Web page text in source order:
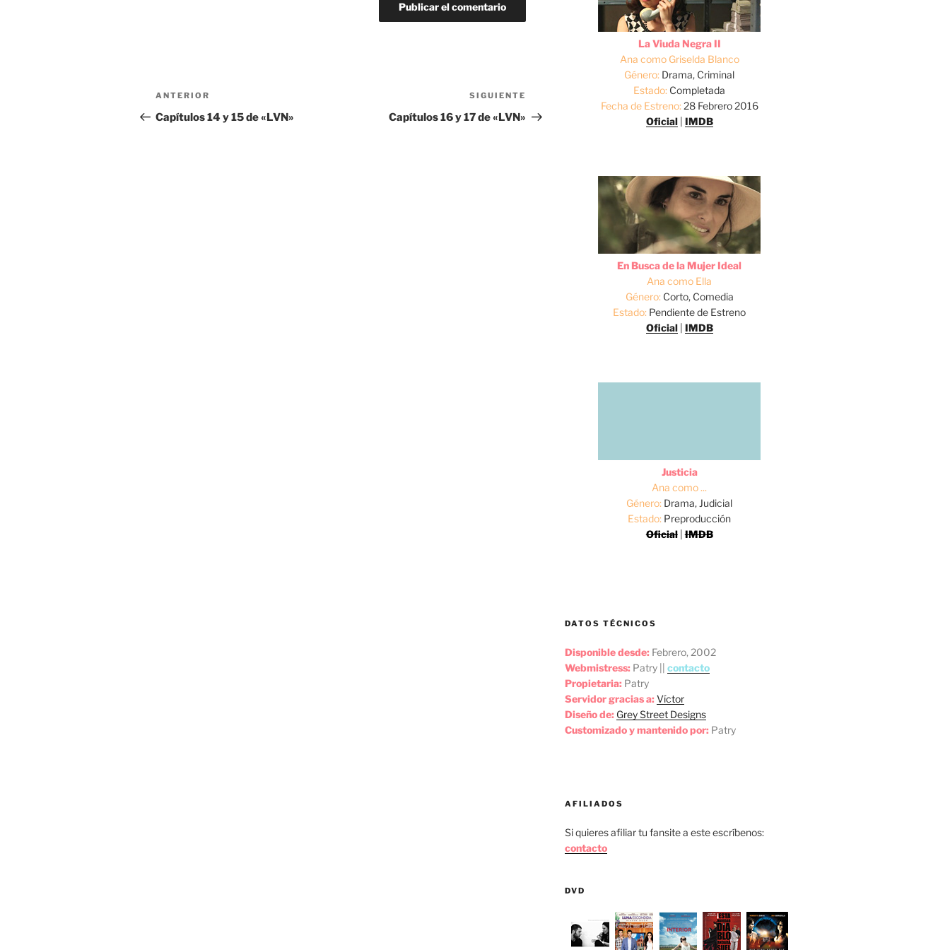
Navegación
de
Entrada
anterior:
ANTERIOR
Capítulos 14 y 15 de «LVN»
entrada
SIGUIENTE
Capítulos 16 y 17 de «LVN»
La Viuda Negra II
Ana como Griselda Blanco
Género: Drama, Criminal
Estado: Completada
Fecha de Estreno:28 Febrero 2016
Oficial| IMDB
En Busca de la Mujer Ideal
Ana como Ella
Género:Corto, Comedia
Estado: Pendiente de Estreno
Oficial| IMDB
Justicia
Ana como ...
Género: Drama, Judicial
Estado: Preproducción
Oficial|IMDB
DATOS TÉCNICOS
Disponible desde: Febrero, 2002
Webmistress: Patry || contacto
Propietaria: Patry
Servidor gracias a: Víctor
Diseño de: Grey Street Designs
Customizado y mantenido por: Patry
AFILIADOS
Si quieres afiliar tu fansite a este escríbenos:
contacto
DVD